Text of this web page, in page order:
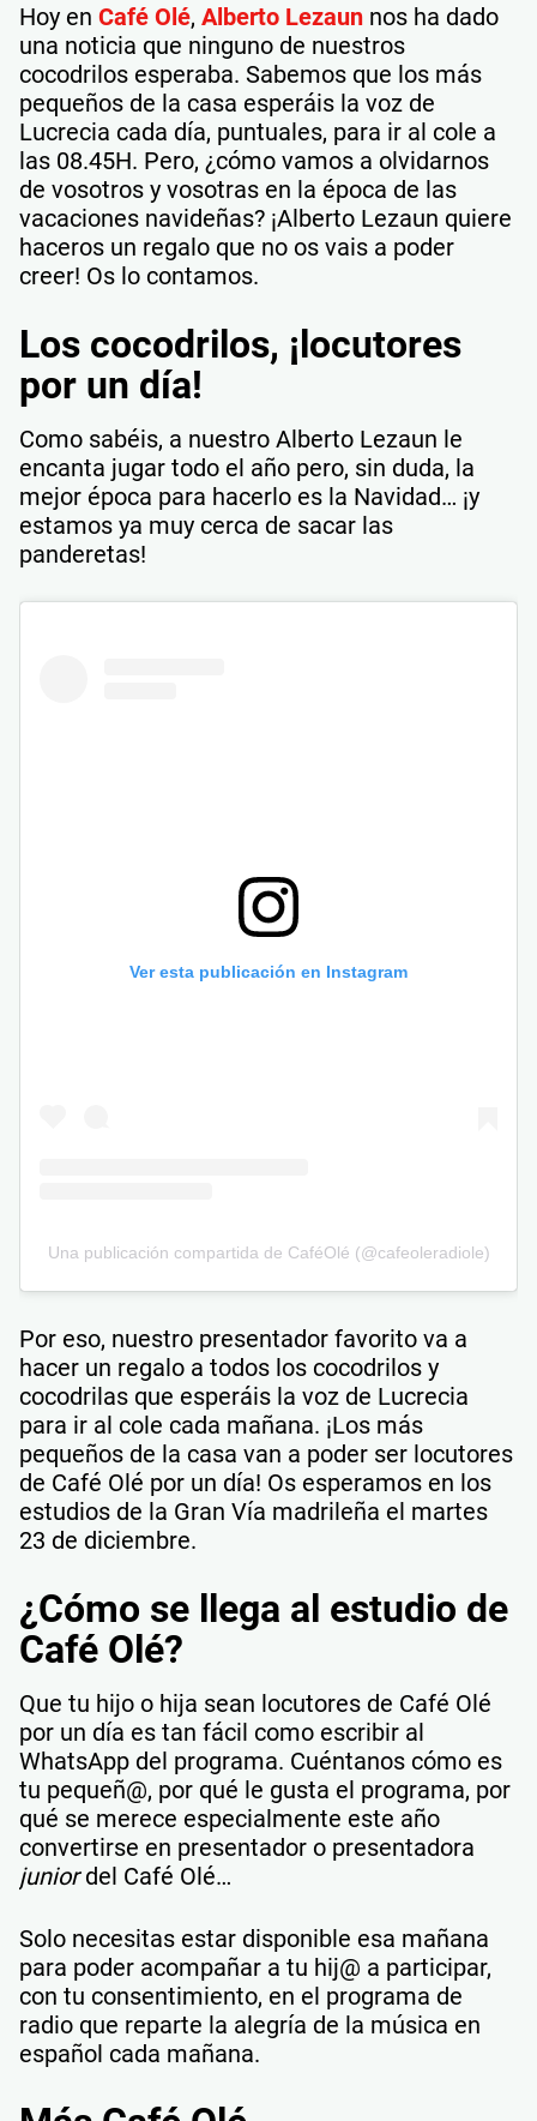
Hoy en Café Olé, Alberto Lezaun nos ha dado
una noticia que ninguno de nuestros
cocodrilos esperaba. Sabemos que los más
pequeños de la casa esperáis la voz de
Lucrecia cada día, puntuales, para ir al cole a
las 08.45H. Pero, ¿cómo vamos a olvidarnos
de vosotros y vosotras en la época de las
vacaciones navideñas? ¡Alberto Lezaun quiere
haceros un regalo que no os vais a poder
creer! Os lo contamos.
Los cocodrilos, ¡locutores
por un día!
Como sabéis, a nuestro Alberto Lezaun le
encanta jugar todo el año pero, sin duda, la
mejor época para hacerlo es la Navidad… ¡y
estamos ya muy cerca de sacar las
panderetas!
Ver esta publicación en Instagram
Una publicación compartida de CaféOlé (@cafeoleradiole)
Por eso, nuestro presentador favorito va a
hacer un regalo a todos los cocodrilos y
cocodrilas que esperáis la voz de Lucrecia
para ir al cole cada mañana. ¡Los más
pequeños de la casa van a poder ser locutores
de Café Olé por un día! Os esperamos en los
estudios de la Gran Vía madrileña el martes
23 de diciembre.
¿Cómo se llega al estudio de
Café Olé?
Que tu hijo o hija sean locutores de Café Olé
por un día es tan fácil como escribir al
WhatsApp del programa. Cuéntanos cómo es
tu pequeñ@, por qué le gusta el programa, por
qué se merece especialmente este año
convertirse en presentador o presentadora
juniordel Café Olé…
Solo necesitas estar disponible esa mañana
para poder acompañar a tu hij@ a participar,
con tu consentimiento, en el programa de
radio que reparte la alegría de la música en
español cada mañana.